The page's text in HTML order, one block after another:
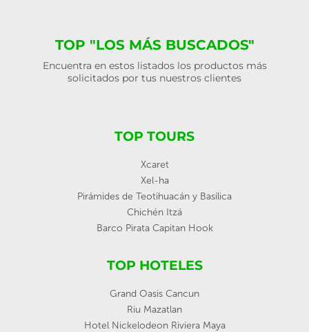
TOP "LOS MÁS BUSCADOS"
Encuentra en estos listados los productos más
solicitados por tus nuestros clientes
TOP TOURS
Xcaret
Xel-ha
Pirámides de Teotihuacán y Basílica
Chichén Itzá
Barco Pirata Capitan Hook
TOP HOTELES
Grand Oasis Cancun
Riu Mazatlan
Hotel Nickelodeon Riviera Maya